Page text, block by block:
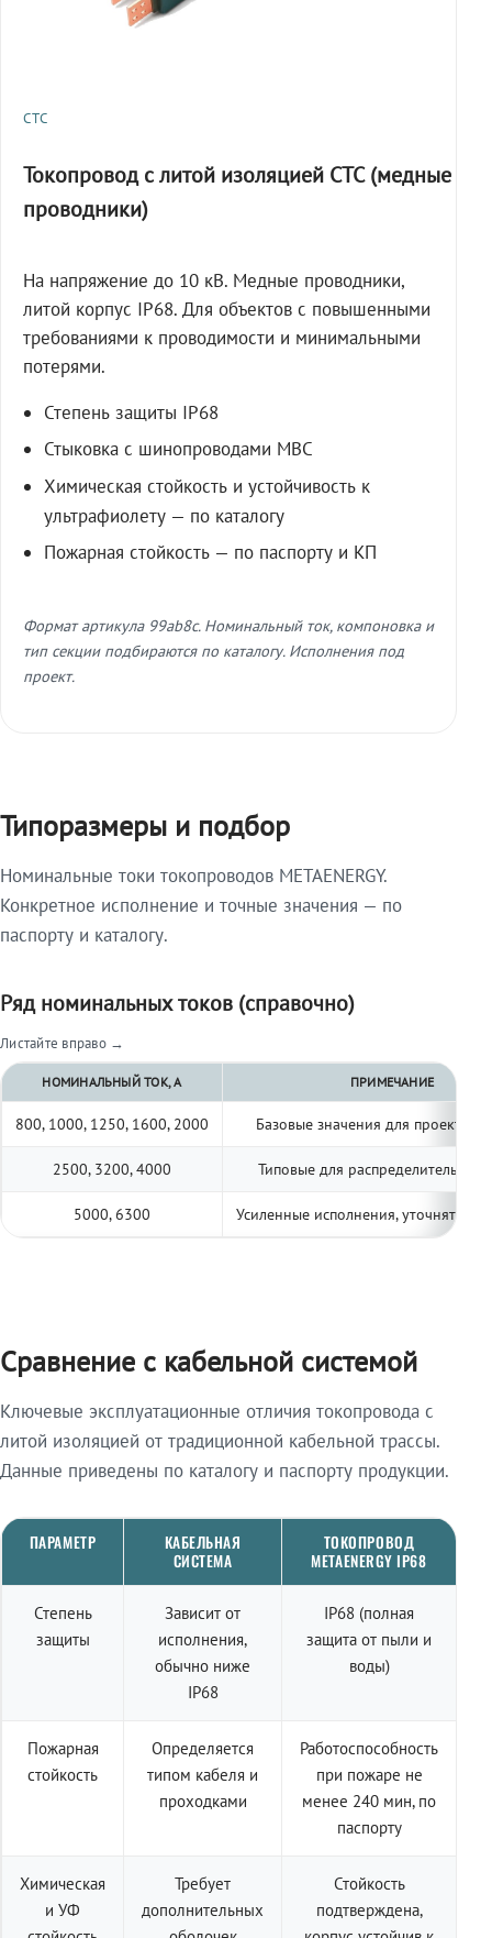
СТС
Токопровод с литой изоляцией СТС (медные
проводники)
На напряжение до 10 кВ. Медные проводники,
литой корпус IP68. Для объектов с повышенными
требованиями к проводимости и минимальными
потерями.
Степень защиты IP68
Стыковка с шинопроводами МВС
Химическая стойкость и устойчивость к
ультрафиолету — по каталогу
Пожарная стойкость — по паспорту и КП
Формат артикула 99ab8c. Номинальный ток, компоновка и
тип секции подбираются по каталогу. Исполнения под
проект.
Типоразмеры и подбор
Номинальные токи токопроводов METAENERGY.
Конкретное исполнение и точные значения — по
паспорту и каталогу.
Ряд номинальных токов (справочно)
Листайте вправо →
НОМИНАЛЬНЫЙ ТОК, А ПРИМЕЧАНИЕ
800, 1000, 1250, 1600, 2000 Базовые значения для
2500, 3200, 4000 Типовые для распределительных
5000, 6300 Усиленные исполнения, уточнять по
Сравнение с кабельной системой
Ключевые эксплуатационные отличия токопровода с
литой изоляцией от традиционной кабельной трассы.
Данные приведены по каталогу и паспорту продукции.
ПАРАМЕТР
КАБЕЛЬНАЯ
СИСТЕМА
ТОКОПРОВОД
METAENERGY IP68
Степень
защиты
Зависит от
исполнения,
обычно ниже
IP68
IP68 (полная
защита от пыли и
воды)
Пожарная
стойкость
Определяется
типом кабеля и
проходками
Работоспособность
при пожаре не
менее 240 мин, по
паспорту
Химическая
и УФ
Требует
дополнительных
Стойкость
подтверждена,